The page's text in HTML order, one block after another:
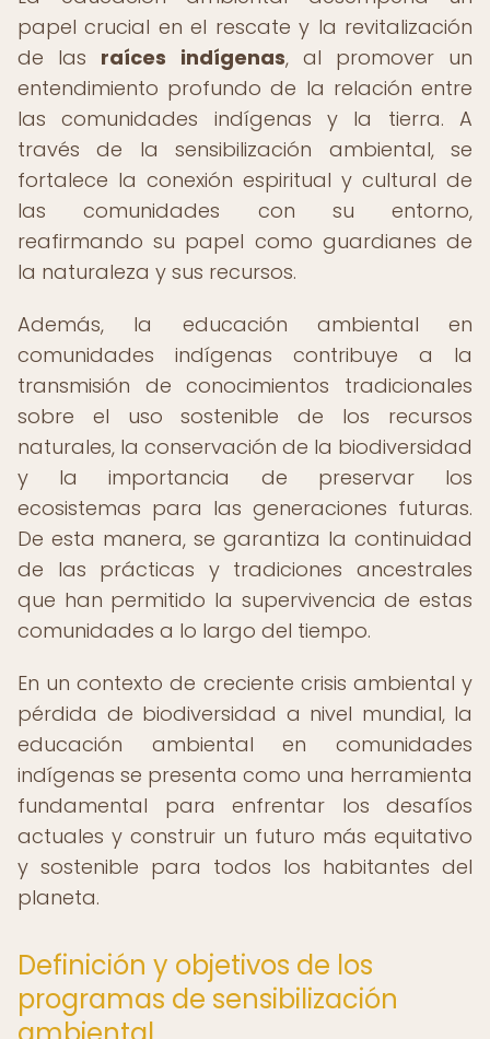
papel crucial en el rescate y la revitalización
de las raíces indígenas, al promover un
entendimiento profundo de la relación entre
las comunidades indígenas y la tierra. A
través de la sensibilización ambiental, se
fortalece la conexión espiritual y cultural de
las comunidades con su entorno,
reafirmando su papel como guardianes de
la naturaleza y sus recursos.
Además, la educación ambiental en
comunidades indígenas contribuye a la
transmisión de conocimientos tradicionales
sobre el uso sostenible de los recursos
naturales, la conservación de la biodiversidad
y la importancia de preservar los
ecosistemas para las generaciones futuras.
De esta manera, se garantiza la continuidad
de las prácticas y tradiciones ancestrales
que han permitido la supervivencia de estas
comunidades a lo largo del tiempo.
En un contexto de creciente crisis ambiental y
pérdida de biodiversidad a nivel mundial, la
educación ambiental en comunidades
indígenas se presenta como una herramienta
fundamental para enfrentar los desafíos
actuales y construir un futuro más equitativo
y sostenible para todos los habitantes del
planeta.
Definición y objetivos de los
programas de sensibilización